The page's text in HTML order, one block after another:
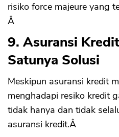
risiko force majeure yang
Â
9. Asuransi
Satunya Solusi
Meskipun asuransi kredit
menghadapi resiko kredit
tidak hanya dan tidak
asuransi kredit.Â